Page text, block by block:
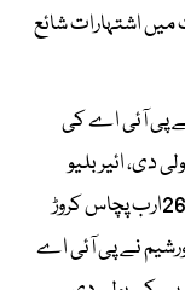
میں اشتہارات شائع
پی آئی اے کی
بولی دی، ائیر بلیو
کنسورشیم نے پی آئی اے کی خریداری کیلئے 26ارب پچاس کروڑ
نے پی آئی اے